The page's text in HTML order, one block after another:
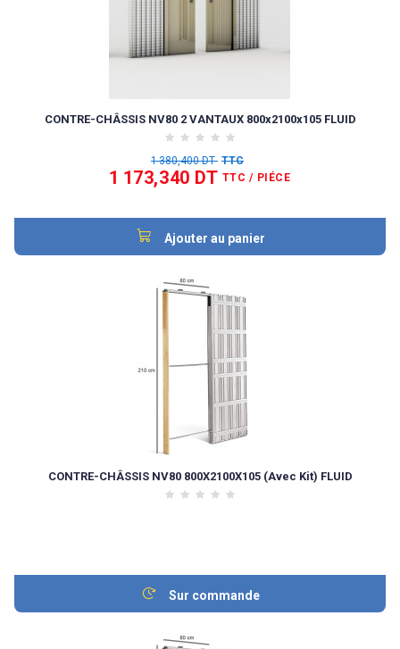
CONTRE-CHÂSSIS NV80 2 VANTAUX 800x2100x105 FLUID
1 380,400 DT TTC
1 173,340 DT TTC / PIÉCE
Ajouter au panier
CONTRE-CHÂSSIS NV80 800X2100X105 (Avec Kit) FLUID
Sur commande